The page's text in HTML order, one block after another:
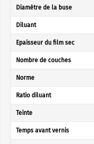
Diamètre de la buse
Diluant
Epaisseur du film sec
Nombre de couches
Norme
Ratio diluant
Teinte
Temps avant vernis